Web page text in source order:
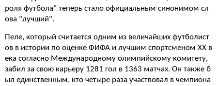
роля футбола" теперь стало официальным синонимом сл
ова "лучший".
Пеле, который считается одним из величайших футболист
ов в истории по оценке ФИФА и лучшим спортсменом XX в
ека согласно Международному олимпийскому комитету,
забил за свою карьеру 1281 гол в 1363 матчах. Он также б
ыл единственным, кто четыре раза участвовал в чемпиона